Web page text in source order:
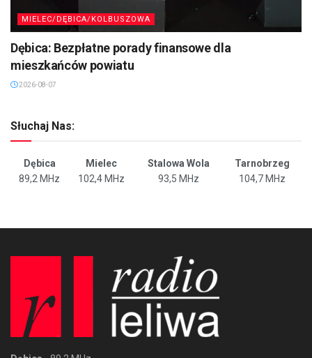
MIELEC/DĘBICA/KOLBUSZOWA
Dębica: Bezpłatne porady finansowe dla
mieszkańców powiatu
2026-08-07
Słuchaj Nas:
Dębica Mielec Stalowa Wola
Tarnobrzeg
89,2 MHz
102,4 MHz 93,5 MHz 104,7 MHz